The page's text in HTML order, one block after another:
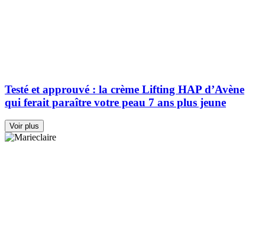
Testé et approuvé : la crème Lifting HAP d’Avène
qui ferait paraître votre peau 7 ans plus jeune
Voir plus